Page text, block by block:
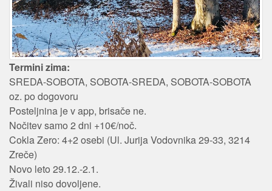
Termini zima:
SREDA-SOBOTA, SOBOTA-SREDA, SOBOTA-SOBOTA
oz. po dogovoru
Posteljnina je v app, brisače ne.
Nočitev samo 2 dni +10€/noč.
Cokla Zero: 4+2 osebi (Ul. Jurija Vodovnika 29-33, 3214
Zreče)
Novo leto 29.12.-2.1.
Živali niso dovoljene.